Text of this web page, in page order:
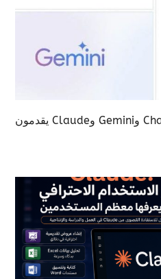
5 برومبتات ذكية تجعل ChatGPT وGemini وClaude يقدمون